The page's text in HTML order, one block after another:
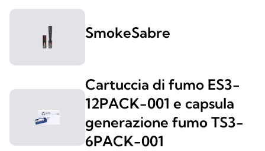
SmokeSabre
Cartuccia di fumo ES3-
12PACK-001 e capsula
generazione fumo TS3-
6PACK-001